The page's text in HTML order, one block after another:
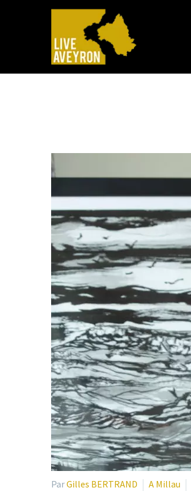
ParGilles BERTRAND A Millau